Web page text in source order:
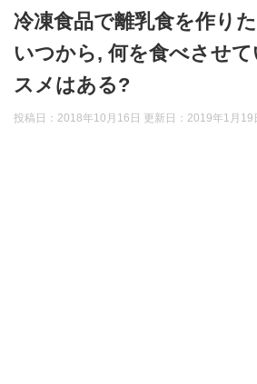
冷凍食品で離乳食を作り
いつから, 何を食べさせ
スメはある?
投稿日：2018年10月16日 更新日： 2019年1月19